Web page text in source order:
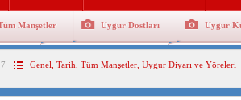
URUMÇİ KATLİAMI MESAJİ : 05.07.2009
ÇİN’DEN “FETİHLER SULTANI
PARTİSİ İLÇE BAŞKANI : TEMMUZ AYI,DOĞU
Manşetler Uygur Dostları Uygur
Genel Tarih Tüm Manşetler Uygur Diyarı ve Yöreleri